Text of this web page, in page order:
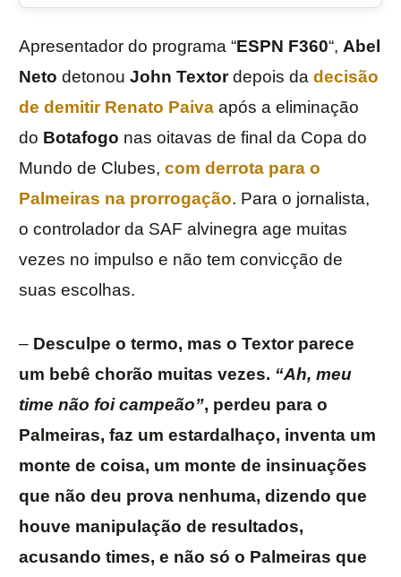
Apresentador do programa “ESPN F360“, Abel
Neto detonou John Textordepois da decisão
de demitir Renato Paiva após a eliminação
do Botafogo nas oitavas de final da Copa do
Mundo de Clubes, com derrota para o
Palmeiras na prorrogação. Para o jornalista,
o controlador da SAF alvinegra age muitas
vezes no impulso e não tem convicção de
suas escolhas.
– Desculpe o termo, mas o Textor parece
um bebê chorão muitas vezes. “Ah, meu
time não foi campeão”, perdeu para o
Palmeiras, faz um estardalhaço, inventa um
monte de coisa, um monte de insinuações
que não deu prova nenhuma, dizendo que
houve manipulação de resultados,
acusando times, e não só o Palmeiras que